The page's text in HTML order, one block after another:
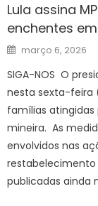
Lula assina
enchentes
Posted
on
março 6, 2026
SIGA-NOS O
nesta sexta-feira
famílias atingidas
mineira. As
envolvidos nas
restabelecimento
publicadas ainda